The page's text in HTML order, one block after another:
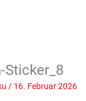
/ 16. Februar 2026